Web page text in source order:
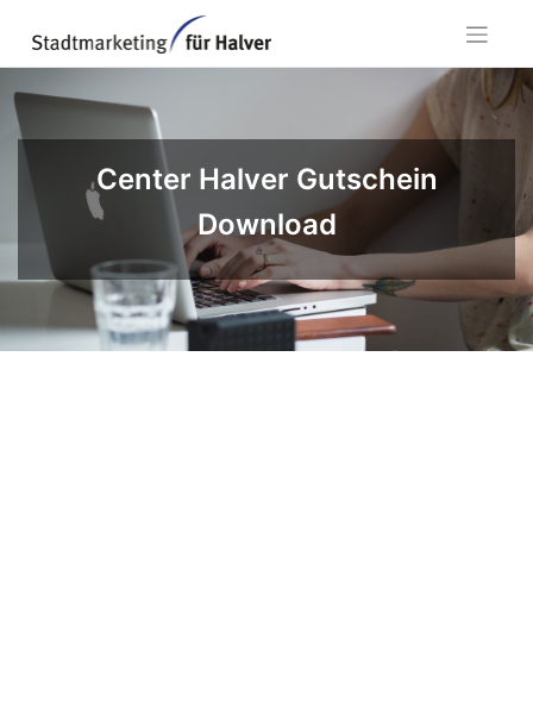
content
Center Halver Gutschein
Download